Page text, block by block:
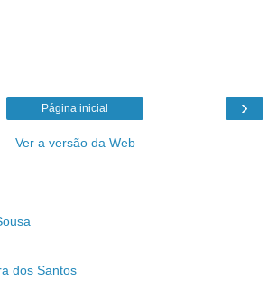
›
Página inicial
Ver a versão da Web
dos Santos